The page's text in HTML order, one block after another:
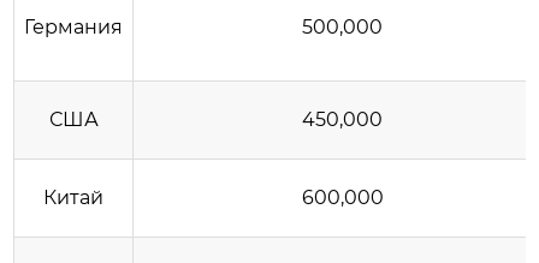
Германия 500,000
США 450,000
Китай 600,000